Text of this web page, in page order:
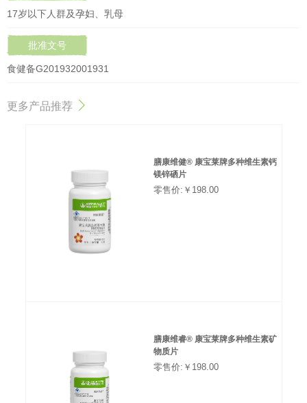
17岁以下人群及孕妇、乳母
批准文号
食健备G201932001931
更多产品推荐
膳康维健® 康宝莱牌多种维生素钙
镁锌硒片
零售价:￥198.00
膳康维睿® 康宝莱牌多种维生素矿
物质片
零售价:￥198.00